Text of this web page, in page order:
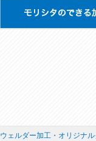
ウェルダー加工・オリジナ